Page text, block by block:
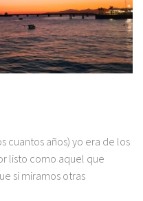
cuantos años) yo era de los
listo como aquel que
si miramos otras